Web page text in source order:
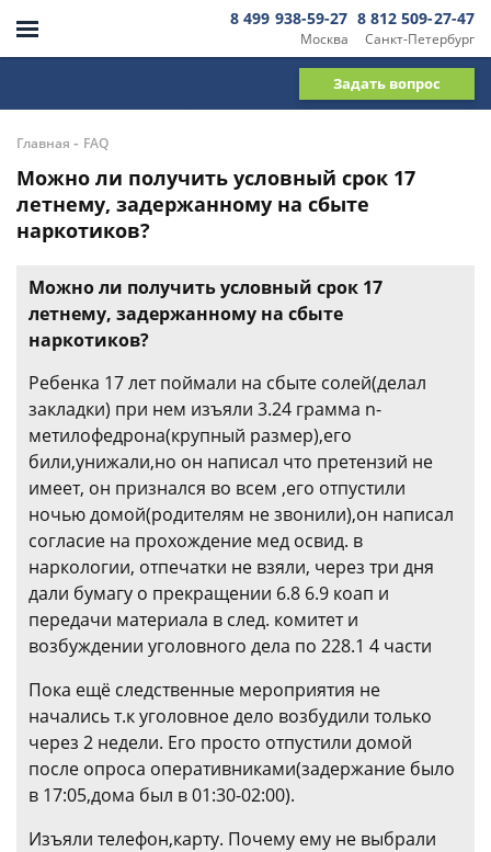
Москва
8 499 938-59-27
Санкт-Петербург
8 812 509-27-47
Задать вопрос
Главная - FAQ
Можно ли получить условный срок 17
летнему, задержанному на сбыте
наркотиков?
Можно ли получить условный срок 17
летнему, задержанному на сбыте
наркотиков?
Ребенка 17 лет поймали на сбыте солей(делал
закладки) при нем изъяли 3.24 грамма n-
метилофедрона(крупный размер),его
били,унижали,но он написал что претензий не
имеет, он признался во всем ,его отпустили
ночью домой(родителям не звонили),он написал
согласие на прохождение мед освид. в
наркологии, отпечатки не взяли, через три дня
дали бумагу о прекращении 6.8 6.9 коап и
передачи материала в след. комитет и
возбуждении уголовного дела по 228.1 4 части
Пока ещё следственные мероприятия не
начались т.к уголовное дело возбудили только
через 2 недели. Его просто отпустили домой
после опроса оперативниками(задержание было
в 17:05,дома был в 01:30-02:00).
Изъяли телефон,карту. Почему ему не выбрали